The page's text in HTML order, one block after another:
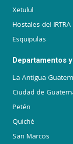
Xetulul
Hostales del IRTRA
Esquipulas
Departamentos
La Antigua
Ciudad de
Petén
Quiché
San Marcos